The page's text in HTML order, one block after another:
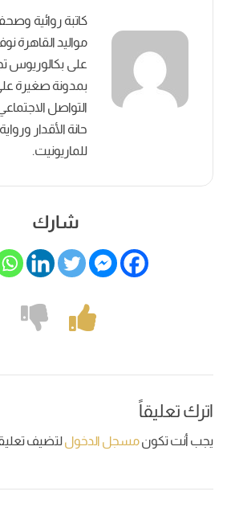
كاتبة روائية
على بكالوريوس
بمدونة صغيرة
التواصل
حانة الأقدار
للماريونيت.
شارك
اترك تعليقاً
يجب أنت تكونمسجل الدخوللتضيف